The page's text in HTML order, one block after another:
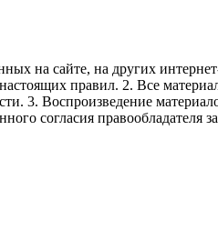
на сайте, на других
правил. 2. Все
3. Воспроизведение
согласия правообладателя